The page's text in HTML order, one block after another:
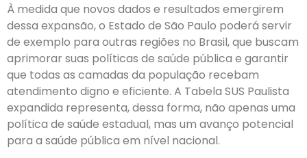
À medida que novos dados e resultados emergirem
dessa expansão, o Estado de São Paulo poderá servir
de exemplo para outras regiões no Brasil, que buscam
aprimorar suas políticas de saúde pública e garantir
que todas as camadas da população recebam
atendimento digno e eficiente. A Tabela SUS Paulista
expandida representa, dessa forma, não apenas uma
política de saúde estadual, mas um avanço potencial
para a saúde pública em nível nacional.